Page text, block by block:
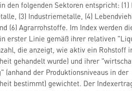
den folgenden Sektoren entspricht: (1)
(3) Industriemetalle, (4)
(6) Agrarrohstoffe. Im Index werden
erster Linie gemäß ihrer relativen
die anzeigt, wie aktiv ein Rohstoff
gehandelt wurde) und ihrer
(anhand der Produktionsniveaus in der
bestimmt) gewichtet. Der